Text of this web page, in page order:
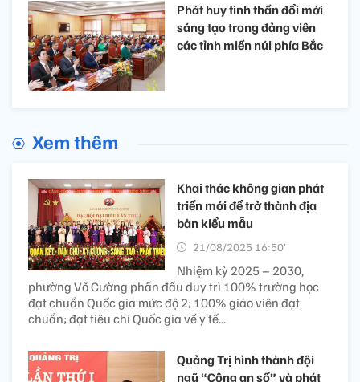
Phát huy tinh thần đổi mới
sáng tạo trong đảng viên
các tỉnh miền núi phía Bắc
Xem thêm
Khai thác không gian phát
triển mới để trở thành địa
bàn kiểu mẫu
21/08/2025 16:50’
Nhiệm kỳ 2025 – 2030,
phường Võ Cường phấn đấu duy trì 100% trường học
đạt chuẩn Quốc gia mức độ 2; 100% giáo viên đạt
chuẩn; đạt tiêu chí Quốc gia về y tế...
Quảng Trị hình thành đội
ngũ “Công an số” và phát